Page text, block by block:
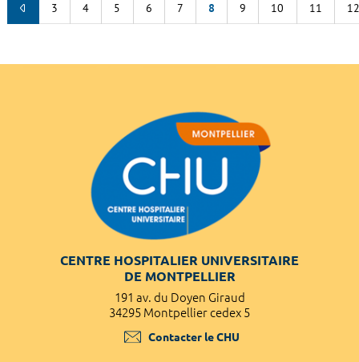
3 4 5 6 7 8 9 10 11 12
CENTRE HOSPITALIER UNIVERSITAIRE
DE MONTPELLIER
191 av. du Doyen Giraud
34295 Montpellier cedex 5
Contacter le CHU